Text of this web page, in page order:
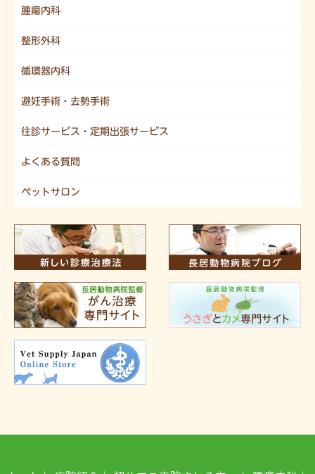
腫瘍内科
整形外科
循環器内科
避妊手術・去勢手術
往診サービス・定期出張サービス
よくある質問
ペットサロン